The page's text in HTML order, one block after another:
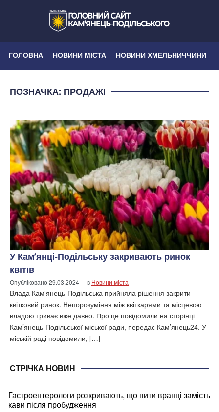
ГОЛОВНА НОВИНИ МІСТА НОВИНИ ХМЕЛЬНИЧЧИНИ
ПОЗНАЧКА: ПРОДАЖІ
У Кам’янці-Подільську закривають ринок
квітів
Опубліковано29.03.2024 в Новини міста
Влада Кам’янець-Подільська прийняла рішення закрити
квітковий ринок. Непорозуміння між квіткарями та місцевою
владою триває вже давно. Про це повідомили на сторінці
Кам’янець-Подільської міської ради, передає Кам’янець24. У
міській раді повідомили, […]
СТРІЧКА НОВИН
Гастроентерологи розкривають, що пити вранці замість
кави після пробудження